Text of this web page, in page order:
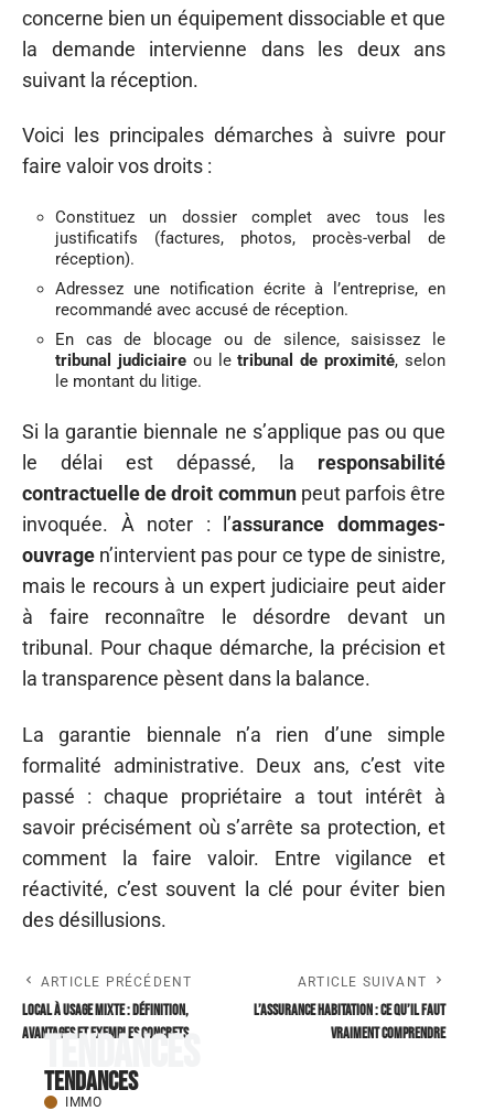
concerne bien un équipement dissociable et que
la demande intervienne dans les deux ans
suivant la réception.
Voici les principales démarches à suivre pour
faire valoir vos droits :
Constituez un dossier complet avec tous les
justificatifs (factures, photos, procès-verbal de
réception).
Adressez une notification écrite à l’entreprise, en
recommandé avec accusé de réception.
En cas de blocage ou de silence, saisissez le
tribunal judiciaireou letribunal de proximité, selon
le montant du litige.
Si la garantie biennale ne s’applique pas ou que
le délai est dépassé, la responsabilité
contractuelle de droit communpeut parfois être
invoquée. À noter : l’assurance dommages-
ouvrage n’intervient pas pour ce type de sinistre,
mais le recours à un expert judiciaire peut aider
à faire reconnaître le désordre devant un
tribunal. Pour chaque démarche, la précision et
la transparence pèsent dans la balance.
La garantie biennale n’a rien d’une simple
formalité administrative. Deux ans, c’est vite
passé : chaque propriétaire a tout intérêt à
savoir précisément où s’arrête sa protection, et
comment la faire valoir. Entre vigilance et
réactivité, c’est souvent la clé pour éviter bien
des désillusions.
ARTICLE PRÉCÉDENT
Local à usage mixte : définition,
avantages et exemples concrets
ARTICLE SUIVANT
L’assurance habitation : ce qu’il faut
vraiment comprendre
Tendances
Tendances
IMMO